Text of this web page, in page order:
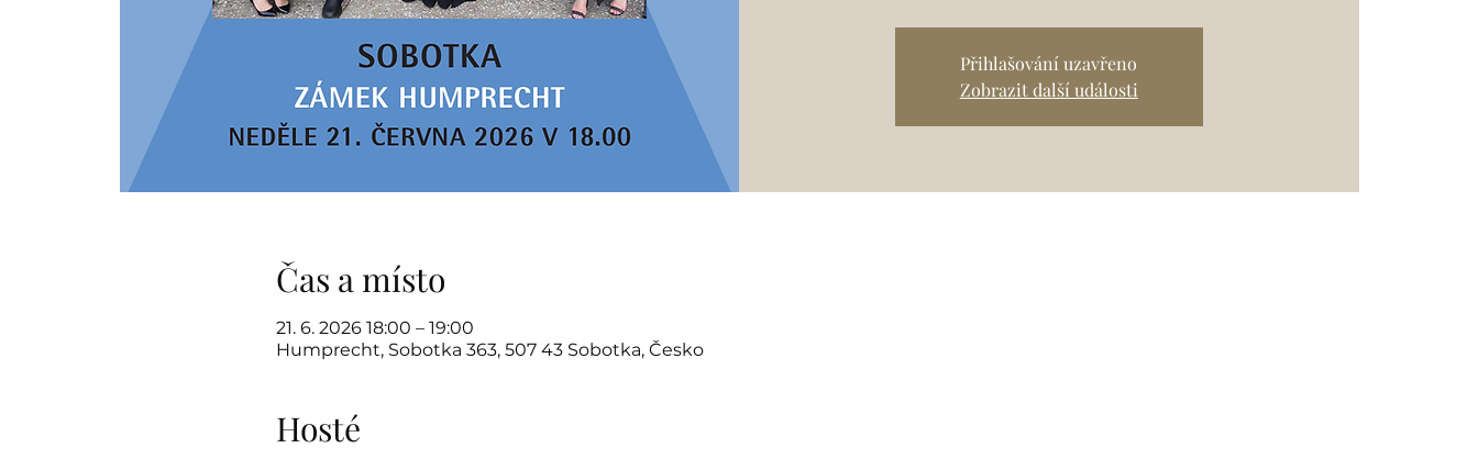
Přihlašování uzavřeno
Zobrazit další události
Čas a místo
21. 6. 2026 18:00 – 19:00
Humprecht, Sobotka 363, 507 43 Sobotka, Česko
Hosté